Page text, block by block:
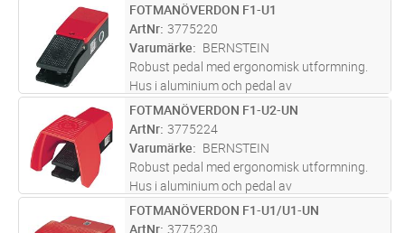
ST Lägg i kundvagn
FOTMANÖVERDON F1-U1
ArtNr 3775220
Varumärke
BERNSTEIN
Robust pedal med ergonomisk utformning.
Hus i aluminium och pedal av
glasfiberförstärkt termoplast.. Enkel pedal
utan huv, med kontakt 1 NO+1 NC
ST Lägg i kundvagn
FOTMANÖVERDON F1-U2-UN
ArtNr 3775224
Varumärke
BERNSTEIN
Robust pedal med ergonomisk utformning.
Hus i aluminium och pedal av
glasfiberförstärkt termoplast.. Enkel pedal
med huv, med kontakt 1 NO+1 NC
ST Lägg i kundvagn
FOTMANÖVERDON F1-U1/U1-UN
ArtNr 3775230